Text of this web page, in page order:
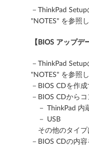
－ThinkPad
"NOTES" を参照
【BIOS アップデ
－ThinkPad
"NOTES" を参照
－BIOS CDを作
－BIOS CDから
－ ThinkPad 内
－ USB
その他のタイプ
－BIOS CDの内